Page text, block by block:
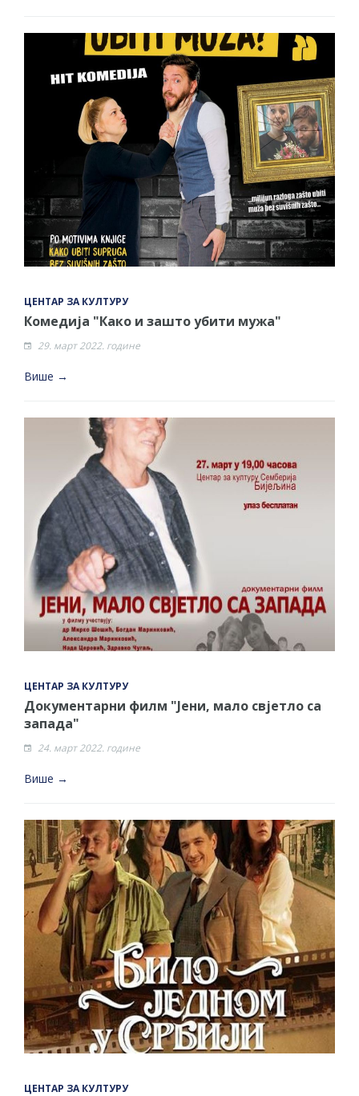
ЦЕНТАР ЗА КУЛТУРУ
Комедија "Како и зашто убити мужа"
29. март 2022. године
Више →
ЦЕНТАР ЗА КУЛТУРУ
Документарни филм "Јени, мало свјетло са
запада"
24. март 2022. године
Више →
ЦЕНТАР ЗА КУЛТУРУ